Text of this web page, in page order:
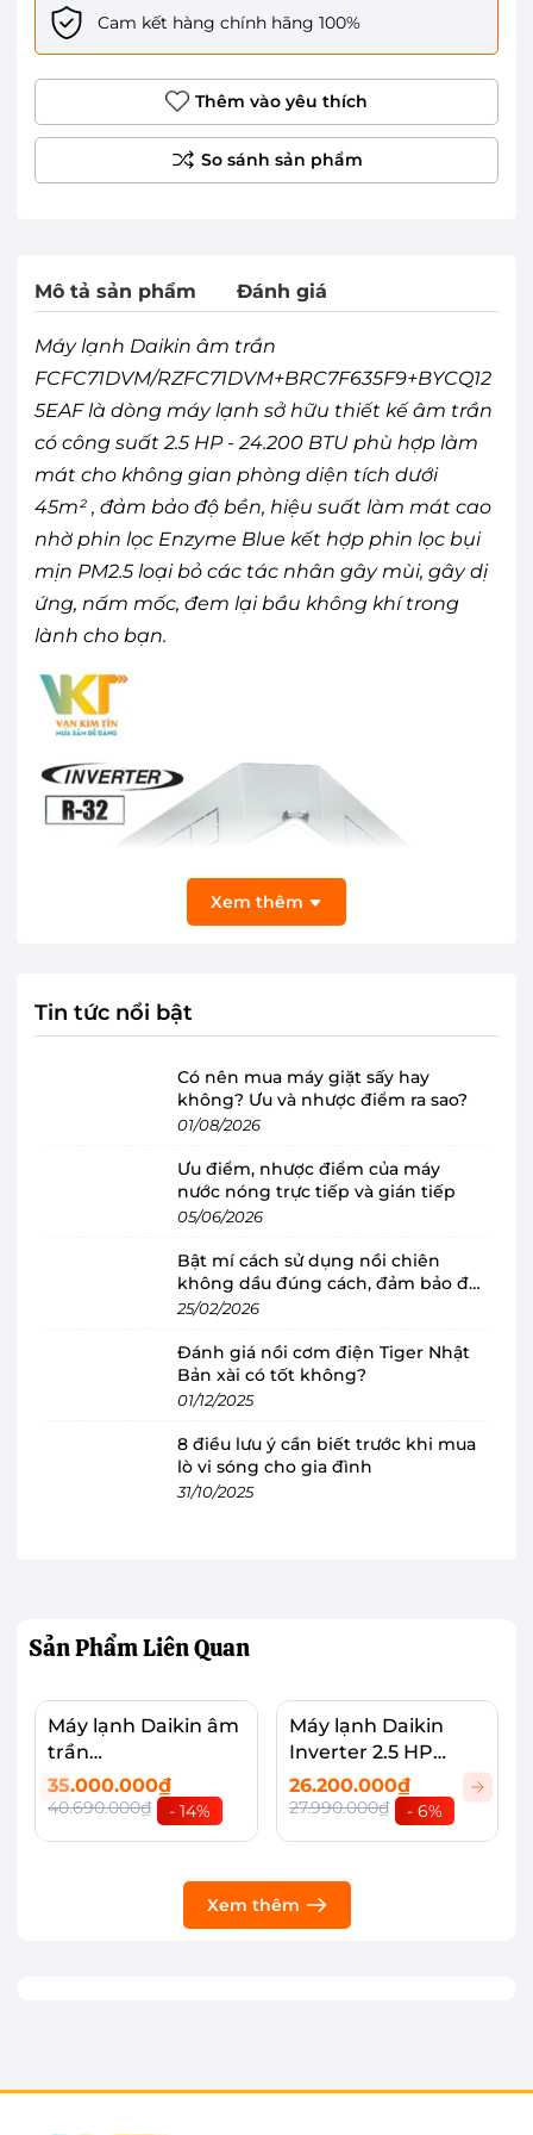
Cam kết hàng chính hãng 100%
Thêm vào yêu thích
Mô tả sản phẩm Đánh giá
Máy lạnh Daikin âm trần
FCFC71DVM/RZFC71DVM+BRC7F635F9+BYCQ12
5EAF là dòng máy lạnh sở hữu thiết kế âm trần
có công suất 2.5 HP - 24.200 BTU phù hợp làm
mát cho không gian phòng diện tích dưới
45m² , đảm bảo độ bền, hiệu suất làm mát cao
nhờ phin lọc Enzyme Blue kết hợp phin lọc bụi
mịn PM2.5 loại bỏ các tác nhân gây mùi, gây dị
ứng, nấm mốc, đem lại bầu không khí trong
lành cho bạn.
Máy lạnh Daikin âm trần
FCFC71DVM/RZFC71DVM+BRC7F635F9+BY
Máy lạnh Daikinsở hữu vẻ ngoài tối giản, kết cấu
bo cong mềm mại phối hợp với gam màu trắng
tươi sáng tạo nên sự liên kết hài hòa với mọi
phong cách trang trí nội thất của căn phòng lắp
từ văn phòng, nhà hàng, quán cafe tới các shop
thời trang có không gian vừa và nhỏ, mang lại
24.400 BTU phù hợp cho không gian phòng có
Xem thêm
Tin tức nổi bật
Có nên mua máy giặt sấy hay
không? Ưu và nhược điểm ra sao?
01/08/2026
Ưu điểm, nhược điểm của máy
nước nóng trực tiếp và gián tiếp
05/06/2026
Bật mí cách sử dụng nồi chiên
không dầu đúng cách, đảm bảo độ
bền
25/02/2026
Đánh giá nồi cơm điện Tiger Nhật
Bản xài có tốt không?
01/12/2025
8 điều lưu ý cần biết trước khi mua
lò vi sóng cho gia đình
31/10/2025
Sản PhẩmLiên Quan
Máy lạnh Daikin âm
trần
FCFC71DVM/RZFC7
1DVM+BRC7F635F9
+BYCQ125EAF
35.000.000₫
40.690.000₫ - 14%
Máy lạnh Daikin
Inverter 2.5 HP
FTKB60WAVMV
26.200.000₫
27.990.000₫ - 6%
Xem thêm